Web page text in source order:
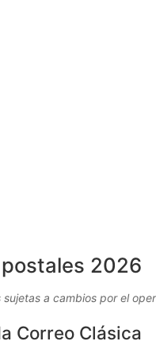
2026
sujetas a cambios por el
Correo Clásica